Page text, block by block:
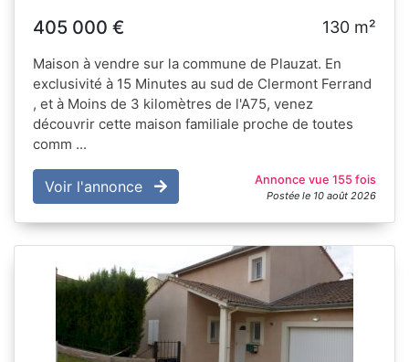
405 000 €
130 m²
Maison à vendre sur la commune de Plauzat. En
exclusivité à 15 Minutes au sud de Clermont Ferrand
, et à Moins de 3 kilomètres de l'A75, venez
découvrir cette maison familiale proche de toutes
comm ...
Voir l'annonce Annonce vue 155 fois
Postée le 10 août 2026